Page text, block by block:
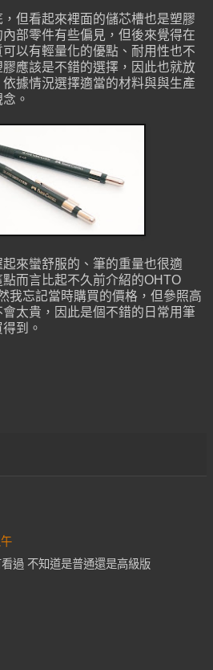
但看起來裡面的儲芯槽也是塑膠
部零件有些偏見，但後來覺得在
以有輕量化的優點、耐用性也不
應該是不錯的選擇，因此也就放
據情況選擇適當的材料與與生產
。
來蠻舒服的、筆的重量也很適
而言比起不久前介紹的OHTO
我忘記當時購買的價格，但參照高
太貴，因此是個不錯的日常用筆
到。
過 不知道是普通還是高級版